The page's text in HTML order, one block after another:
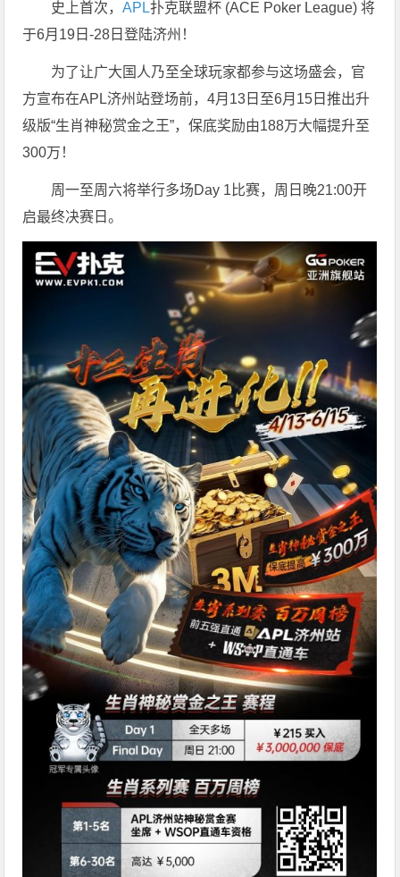
史上首次，APL扑克联盟杯 (ACE Poker League) 将
于6月19日-28日登陆济州！
为了让广大国人乃至全球玩家都参与这场盛会，官
方宣布在APL济州站登场前，4月13日至6月15日推出升
级版“生肖神秘赏金之王”，保底奖励由188万大幅提升至
300万！
周一至周六将举行多场Day 1比赛，周日晚21:00开
启最终决赛日。